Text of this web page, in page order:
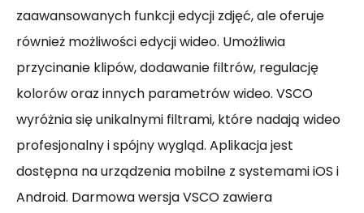
zaawansowanych funkcji edycji zdjęć, ale oferuje
również możliwości edycji wideo. Umożliwia
przycinanie klipów, dodawanie filtrów, regulację
kolorów oraz innych parametrów wideo. VSCO
wyróżnia się unikalnymi filtrami, które nadają wideo
profesjonalny i spójny wygląd. Aplikacja jest
dostępna na urządzenia mobilne z systemami iOS i
Android. Darmowa wersja VSCO zawiera